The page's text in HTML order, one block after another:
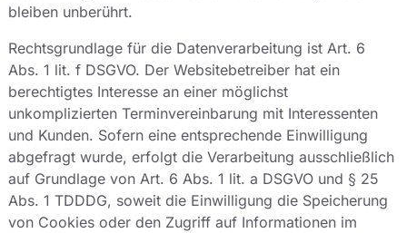
bleiben unberührt.
Rechtsgrundlage für die Datenverarbeitung ist Art. 6
Abs. 1 lit. f DSGVO. Der Websitebetreiber hat ein
berechtigtes Interesse an einer möglichst
unkomplizierten Terminvereinbarung mit Interessenten
und Kunden. Sofern eine entsprechende Einwilligung
abgefragt wurde, erfolgt die Verarbeitung ausschließlich
auf Grundlage von Art. 6 Abs. 1 lit. a DSGVO und § 25
Abs. 1 TDDDG, soweit die Einwilligung die Speicherung
von Cookies oder den Zugriff auf Informationen im